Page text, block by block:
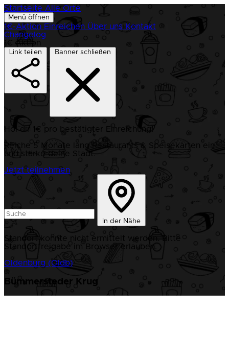
Startseite Alle Orte
Menü öffnen
1€-Aktion Einreichen Über uns Kontakt
Changelog
1€ Aktion
Link teilen Banner schließen
Hol dir 1€ pro bestätigter Einreichung!
Reiche 5 Monate lang Restaurants & Speisekarten ein
und stärke deine Stadt.
Jetzt teilnehmen
In der Nähe
Standort konnte nicht ermittelt werden. Bitte
Standortfreigabe im Browser erlauben.
Oldenburg (Oldb)
Bümmersteder Krug